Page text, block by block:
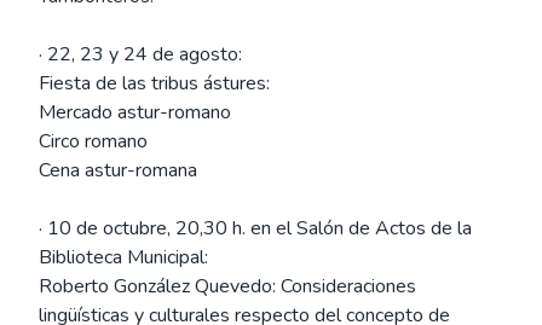
· 22, 23 y 24 de agosto:
Fiesta de las tribus ástures:
Mercado astur-romano
Circo romano
Cena astur-romana
· 10 de octubre, 20,30 h. en el Salón de Actos de la
Biblioteca Municipal:
Roberto González Quevedo: Consideraciones
lingüísticas y culturales respecto del concepto de